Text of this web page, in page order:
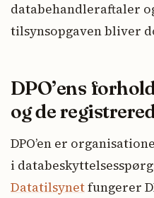
databehandleraftaler
tilsynsopgaven bliver
DPO’ens
og de
DPO’en er
i
Datatilsynetfungerer